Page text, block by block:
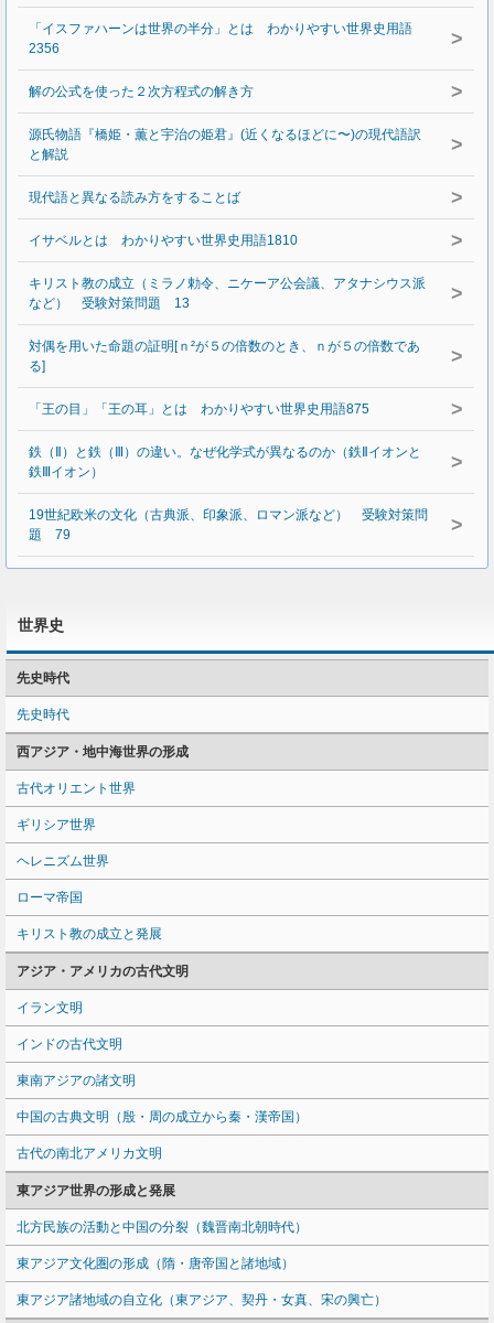
「イスファハーンは世界の半分」とは わかりやすい世界史用語
2356
>
解の公式を使った２次方程式の解き方 >
源氏物語『橋姫・薫と宇治の姫君』(近くなるほどに〜)の現代語訳
と解説
>
現代語と異なる読み方をすることば >
イサベルとは わかりやすい世界史用語1810 >
キリスト教の成立（ミラノ勅令、ニケーア公会議、アタナシウス派
など） 受験対策問題 13
>
対偶を用いた命題の証明[ｎ²が５の倍数のとき、ｎが５の倍数であ
る]
>
「王の目」「王の耳」とは わかりやすい世界史用語875 >
鉄（Ⅱ）と鉄（Ⅲ）の違い。なぜ化学式が異なるのか（鉄Ⅱイオンと
鉄Ⅲイオン）
>
19世紀欧米の文化（古典派、印象派、ロマン派など） 受験対策問
題 79
>
世界史
先史時代
先史時代
西アジア・地中海世界の形成
古代オリエント世界
ギリシア世界
ヘレニズム世界
ローマ帝国
キリスト教の成立と発展
アジア・アメリカの古代文明
イラン文明
インドの古代文明
東南アジアの諸文明
中国の古典文明（殷・周の成立から秦・漢帝国）
古代の南北アメリカ文明
東アジア世界の形成と発展
北方民族の活動と中国の分裂（魏晋南北朝時代）
東アジア文化圏の形成（隋・唐帝国と諸地域）
東アジア諸地域の自立化（東アジア、契丹・女真、宋の興亡）